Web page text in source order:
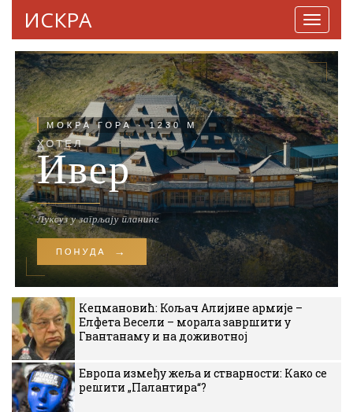
ИСКРА
Кецмановић: Кољач Алијине армије –
Елфета Весели – морала завршити у
Гвантанаму и на доживотној
Европа између жеља и стварности: Како се
решити „Палантира“?